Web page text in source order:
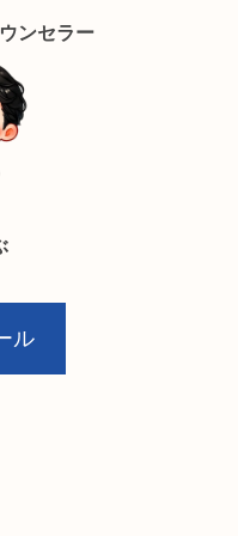
ンセラー
ル